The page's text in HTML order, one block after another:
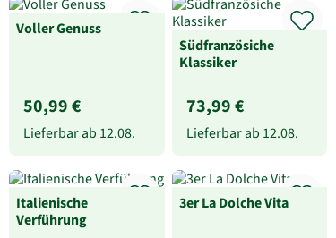
Voller Genuss
50,99 €
Lieferbar ab 12.08.
Südfranzösiche
Klassiker
73,99 €
Lieferbar ab 12.08.
Italienische
Verführung
3er La Dolche Vita